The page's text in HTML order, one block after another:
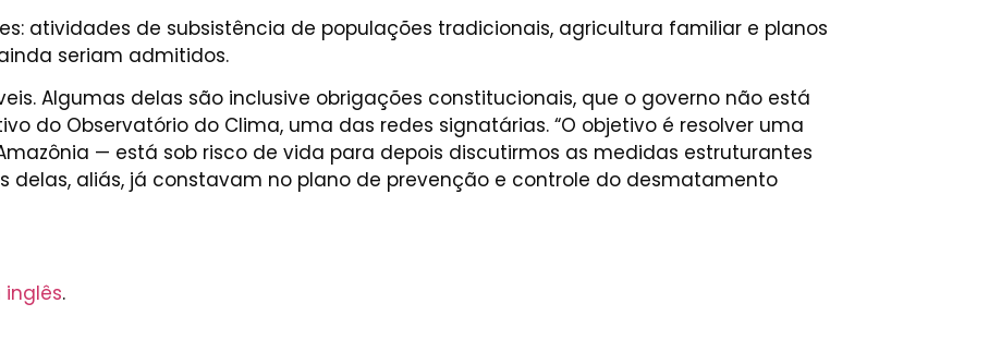
atividades de subsistência de populações tradicionais, agricultura familiar e planos
seriam admitidos.
Algumas delas são inclusive obrigações constitucionais, que o governo não está
do Observatório do Clima, uma das redes signatárias. “O objetivo é resolver uma
— está sob risco de vida para depois discutirmos as medidas estruturantes
delas, aliás, já constavam no plano de prevenção e controle do desmatamento
inglês.